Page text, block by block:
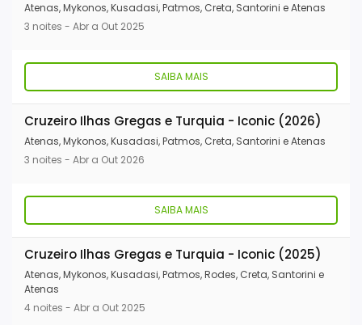
Atenas, Mykonos, Kusadasi, Patmos, Creta, Santorini e Atenas
3 noites - Abr a Out 2025
SAIBA MAIS
Cruzeiro Ilhas Gregas e Turquia - Iconic (2026)
Atenas, Mykonos, Kusadasi, Patmos, Creta, Santorini e Atenas
3 noites - Abr a Out 2026
SAIBA MAIS
Cruzeiro Ilhas Gregas e Turquia - Iconic (2025)
Atenas, Mykonos, Kusadasi, Patmos, Rodes, Creta, Santorini e
Atenas
4 noites - Abr a Out 2025